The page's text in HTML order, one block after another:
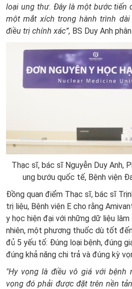
loại ung thư. Đây là một bước tiến
một mắt xích trong hành trình
điều trị chính xác”, BS Duy Anh
Thạc sĩ, bác sĩ Nguyễn Duy Anh,
ung bướu quốc tế, Bệnh viện
Đồng quan điểm Thạc sĩ, bác sĩ
trị liệu, Bệnh viện E cho rằng
y học hiện đại với những dữ liệu
nhiên, một phương thuốc dù tốt
đủ 5 yếu tố: Đúng loại bệnh, đúng
đúng khả năng chi trả và đúng kỳ
"Hy vọng là điều vô giá với bệnh
vọng đó phải được đặt trên nền